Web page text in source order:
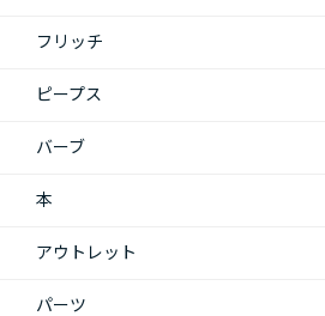
フリッチ
ピープス
バーブ
本
アウトレット
パーツ